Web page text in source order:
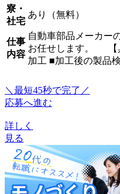
寮・
社宅
あり（無料）
仕事
内容
自動車部品メーカー
お任せします。 【
加工 ■加工後の製品
＼最短45秒で完了／
応募へ進む
詳しく
見る